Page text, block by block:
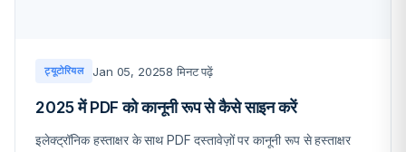
ट्यूटोरियल Jan 05, 20258 मिनट पढ़ें
2025 में PDF को कानूनी रूप से कैसे साइन करें
इलेक्ट्रॉनिक हस्ताक्षर के साथ PDF दस्तावेज़ों पर कानूनी रूप से हस्ताक्षर